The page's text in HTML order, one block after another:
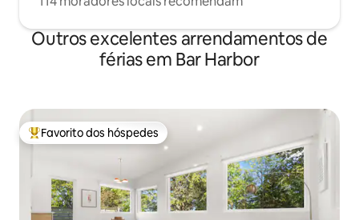
Outros excelentes arrendamentos de
férias em Bar Harbor
Favoritos dos hóspedes mais apreciados
Favorito dos hóspedes